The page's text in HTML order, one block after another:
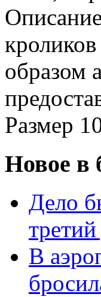
Описание
образом
Размер
Новое в
Дело
В